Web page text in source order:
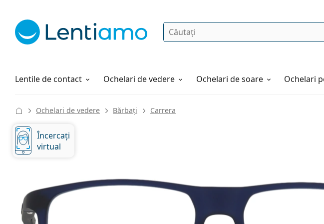
Căutare
Lentile de contact
Soluții Ochelari de vedere Ochelari de soare Ochelari
Cum comandați
Ochelari de vedere Bărbați Carrera
Încercați
virtual